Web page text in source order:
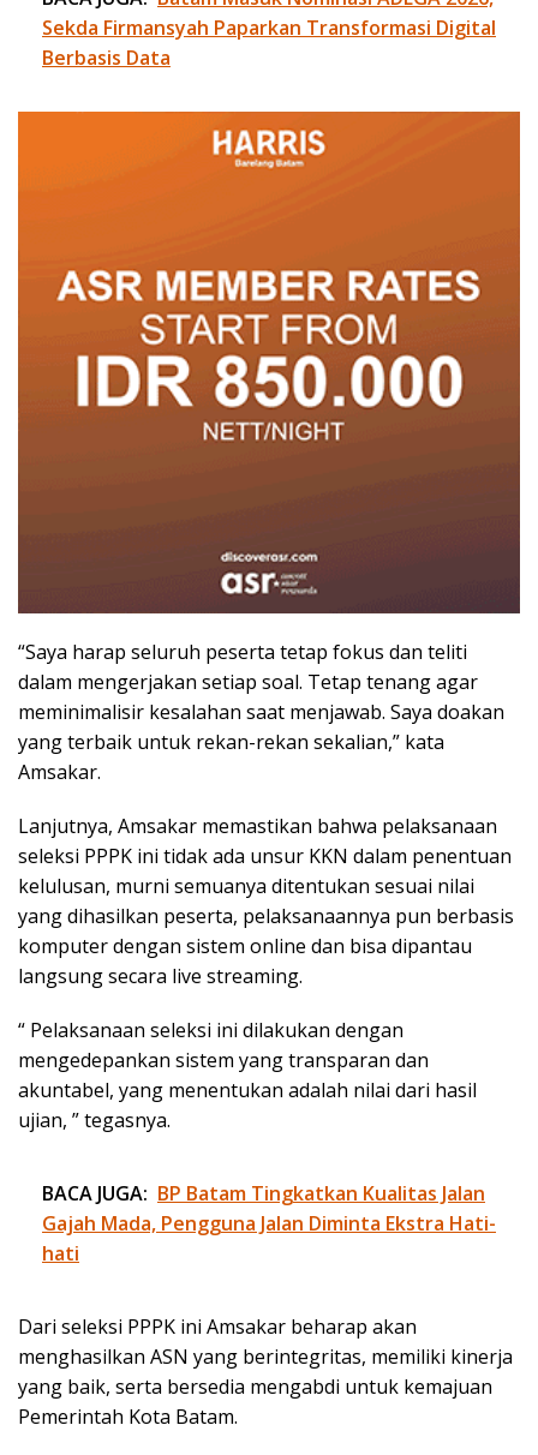
Sekda Firmansyah Paparkan Transformasi Digital
Berbasis Data
“Saya harap seluruh peserta tetap fokus dan teliti
dalam mengerjakan setiap soal. Tetap tenang agar
meminimalisir kesalahan saat menjawab. Saya doakan
yang terbaik untuk rekan-rekan sekalian,” kata
Amsakar.
Lanjutnya, Amsakar memastikan bahwa pelaksanaan
seleksi PPPK ini tidak ada unsur KKN dalam penentuan
kelulusan, murni semuanya ditentukan sesuai nilai
yang dihasilkan peserta, pelaksanaannya pun berbasis
komputer dengan sistem online dan bisa dipantau
langsung secara live streaming.
“ Pelaksanaan seleksi ini dilakukan dengan
mengedepankan sistem yang transparan dan
akuntabel, yang menentukan adalah nilai dari hasil
ujian, ” tegasnya.
BACA JUGA: BP Batam Tingkatkan Kualitas Jalan
Gajah Mada, Pengguna Jalan Diminta Ekstra Hati-
hati
Dari seleksi PPPK ini Amsakar beharap akan
menghasilkan ASN yang berintegritas, memiliki kinerja
yang baik, serta bersedia mengabdi untuk kemajuan
Pemerintah Kota Batam.